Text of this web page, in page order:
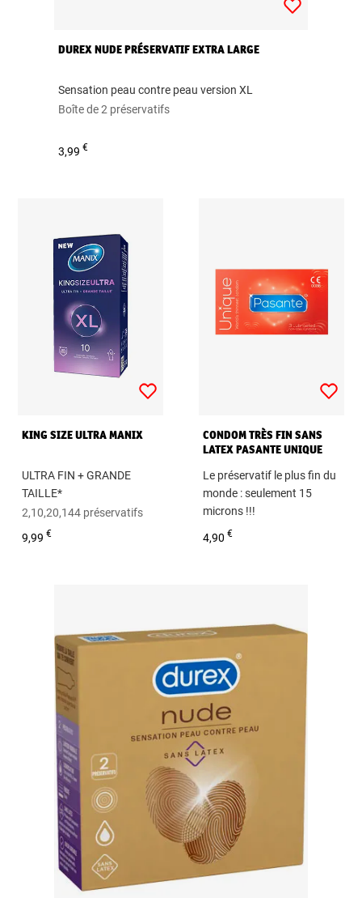
DUREX NUDE PRÉSERVATIF EXTRA LARGE
Sensation peau contre peau version XL
Boîte de 2 préservatifs
3,99€
KING SIZE ULTRA MANIX
ULTRA FIN + GRANDE
TAILLE*
2,10,20,144 préservatifs
9,99€
CONDOM TRÈS FIN SANS
LATEX PASANTE UNIQUE
Le préservatif le plus fin du
monde : seulement 15
microns !!!
Boîte de 3 préservatifs
4,90€